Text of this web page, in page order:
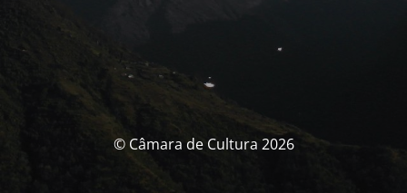
© Câmara de Cultura 2026